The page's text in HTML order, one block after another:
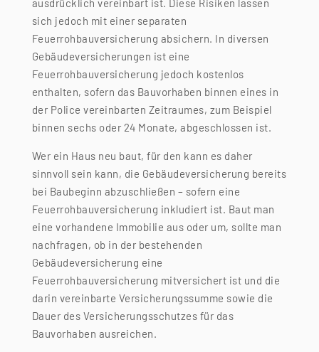
ausdrücklich vereinbart ist. Diese Risiken lassen
sich jedoch mit einer separaten
Feuerrohbauversicherung absichern. In diversen
Gebäudeversicherungen ist eine
Feuerrohbauversicherung jedoch kostenlos
enthalten, sofern das Bauvorhaben binnen eines in
der Police vereinbarten Zeitraumes, zum Beispiel
binnen sechs oder 24 Monate, abgeschlossen ist.
Wer ein Haus neu baut, für den kann es daher
sinnvoll sein kann, die Gebäudeversicherung bereits
bei Baubeginn abzuschließen – sofern eine
Feuerrohbauversicherung inkludiert ist. Baut man
eine vorhandene Immobilie aus oder um, sollte man
nachfragen, ob in der bestehenden
Gebäudeversicherung eine
Feuerrohbauversicherung mitversichert ist und die
darin vereinbarte Versicherungssumme sowie die
Dauer des Versicherungsschutzes für das
Bauvorhaben ausreichen.